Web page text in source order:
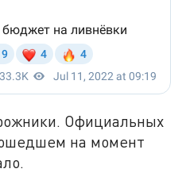
Официальных
на момент